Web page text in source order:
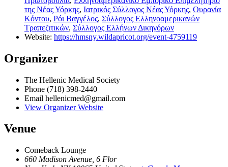
της Νέας Υόρκης, Ιατρικός Σύλλογος Νέας Υόρκης, Ουρανία
Κόντου, Ρόι Βαγγέλος, Σύλλογος Ελληνοαμερικανών
Τραπεζιτικών, Σύλλογος Ελλήνων Δικηγόρων
Website: https://hmsny.wildapricot.org/event-4759119
Organizer
The Hellenic Medical Society
Phone (718) 398-2440
Email hellenicmed@gmail.com
View Organizer Website
Venue
Comeback Lounge
660 Madison Avenue, 6 Flor